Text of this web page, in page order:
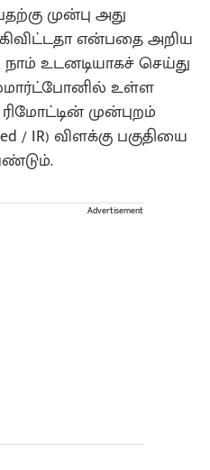
முன்பு அது
என்பதை அறிய
உடனடியாகச் செய்து
உள்ள
முன்புறம்
/ IR) விளக்கு பகுதியை
Advertisement